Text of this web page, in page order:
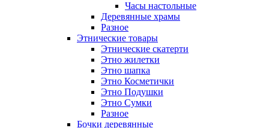
Часы настольные
Деревянные храмы
Разное
Этнические товары
Этнические скатерти
Этно жилетки
Этно шапка
Этно Косметички
Этно Подушки
Этно Сумки
Разное
Бочки деревянные